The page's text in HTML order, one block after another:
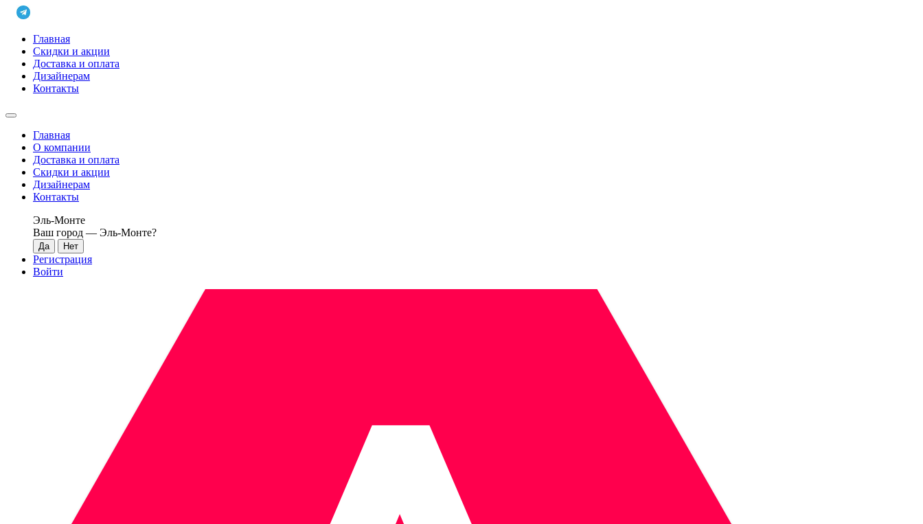
Главная
Скидки и акции
Доставка и оплата
Дизайнерам
Контакты
Главная
О компании
Доставка и оплата
Скидки и акции
Дизайнерам
Контакты
Эль-Монте
Ваш город — Эль-Монте?
Регистрация
Войти